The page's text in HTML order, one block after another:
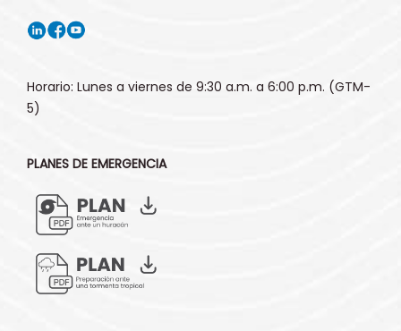
Horario: Lunes a viernes de 9:30 a.m. a 6:00 p.m. (GTM-
5)
PLANES DE EMERGENCIA